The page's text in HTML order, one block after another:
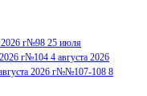
2012
№96+97 3
30 июля
г№98 25 июля
г№104 4 августа 2026
2026 г№№107-108 8